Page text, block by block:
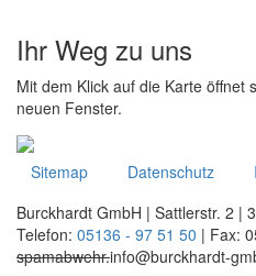
Ihr Weg zu uns
Mit dem Klick auf die Karte öffnet
neuen Fenster.
Sitemap Datenschutz
Burckhardt GmbH | Sattlerstr. 2 |
Telefon: 05136 - 97 51 50 | Fax:
spamabwehr.info@burckhardt-